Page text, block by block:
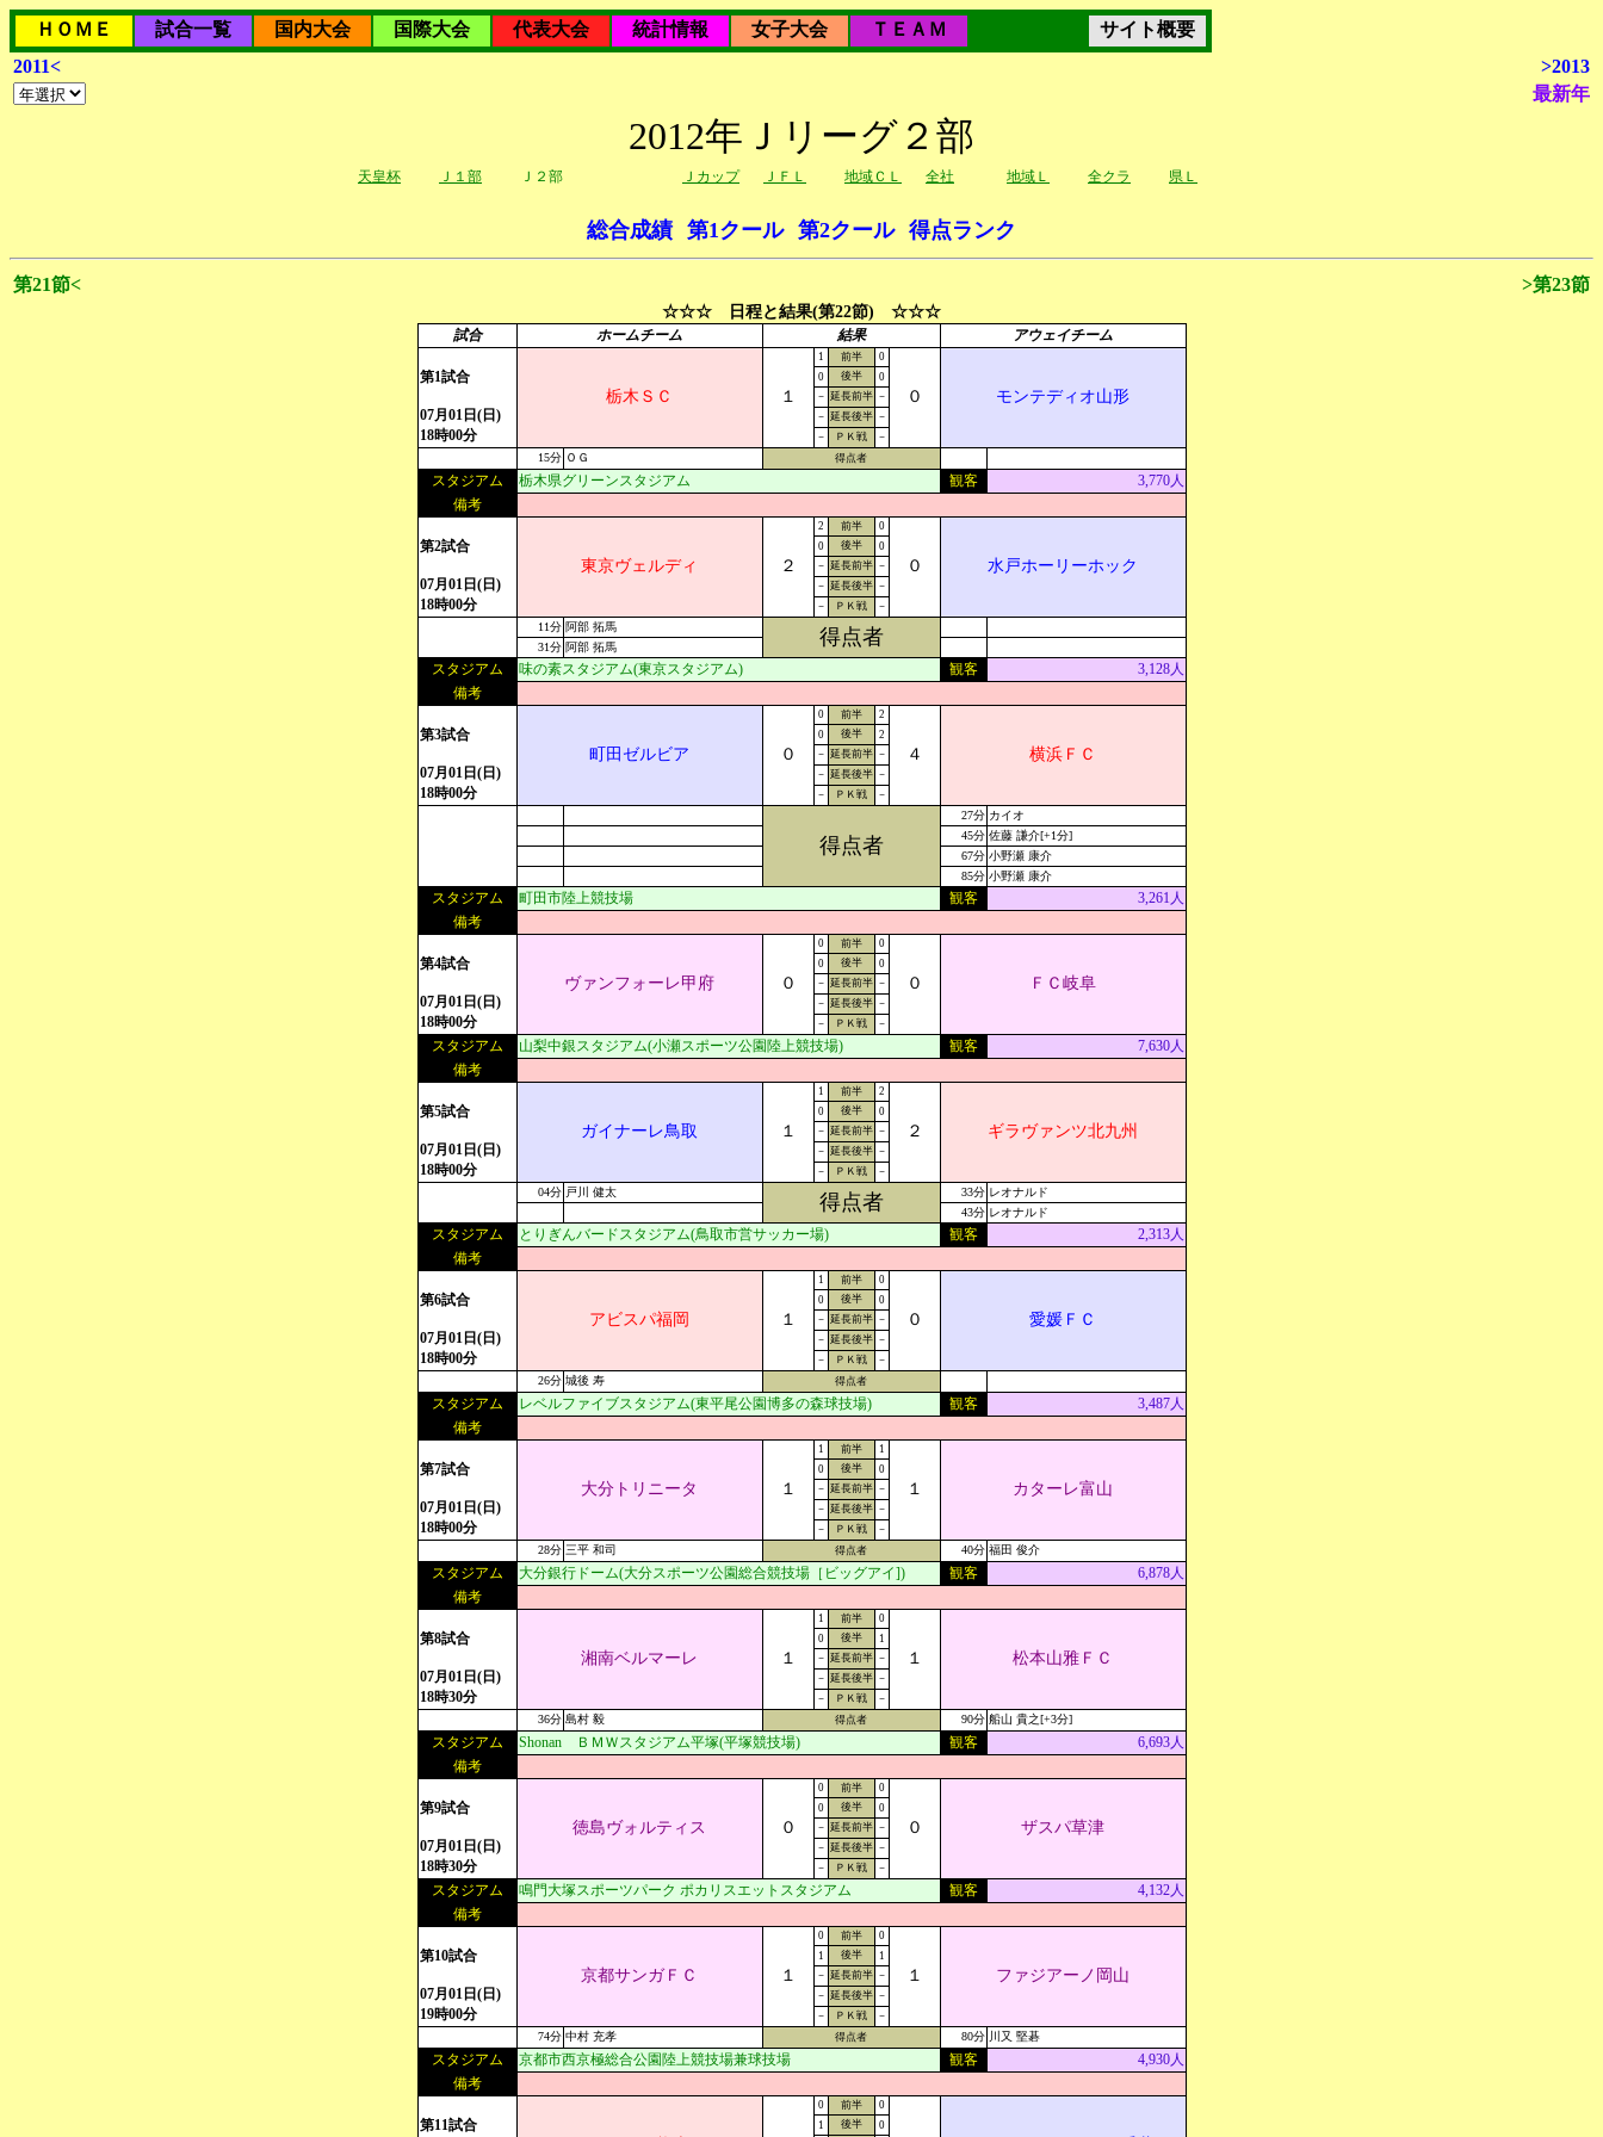
ＨＯＭＥ 試合一覧 国内大会 国際大会 代表大会 統計情報 女子大会 ＴＥＡＭ
サイト概要
2011<
>2013
最新年
2012年Ｊリーグ２部
天皇杯 Ｊ１部 Ｊ２部 Ｊカップ ＪＦＬ 地域ＣＬ 全社 地域Ｌ 全クラ 県Ｌ
総合成績 第1クール 第2クール 得点ランク
第21節< >第23節
☆☆☆ 日程と結果(第22節) ☆☆☆
試合 ホームチーム 結果 アウェイチーム
第1試合
07月01日(日)
18時00分
栃木ＳＣ １
1 前半 0
０ モンテディオ山形
0 後半
0
－ 延長前半 －
－ 延長後半 －
－
ＰＫ戦 －
15分 ＯＧ 得点者
スタジアム 栃木県グリーンスタジアム 観客
3,770人
備考
第2試合
07月01日(日)
18時00分
東京ヴェルディ ２
2 前半 0
０ 水戸ホーリーホック
0 後半
0
－ 延長前半 －
－ 延長後半 －
－
ＰＫ戦 －
11分 阿部 拓馬 得点者
31分 阿部 拓馬
スタジアム 味の素スタジアム(東京スタジアム) 観客
3,128人
備考
第3試合
07月01日(日)
18時00分
町田ゼルビア ０
0 前半 2
４ 横浜ＦＣ
0 後半
2
－ 延長前半 －
－ 延長後半 －
－
ＰＫ戦 －
得点者
27分 カイオ
45分 佐藤 謙介[+1分]
67分 小野瀬 康介
85分 小野瀬 康介
スタジアム 町田市陸上競技場 観客
3,261人
備考
第4試合
07月01日(日)
18時00分
ヴァンフォーレ甲府 ０
0 前半 0
０ ＦＣ岐阜
0 後半
0
－ 延長前半 －
－ 延長後半 －
－
ＰＫ戦 －
スタジアム 山梨中銀スタジアム(小瀬スポーツ公園陸上競技場) 観客
7,630人
備考
第5試合
07月01日(日)
18時00分
ガイナーレ鳥取 １
1 前半 2
２ ギラヴァンツ北九州
0 後半
0
－ 延長前半 －
－ 延長後半 －
－
ＰＫ戦 －
04分 戸川 健太 得点者 33分 レオナルド
43分 レオナルド
スタジアム とりぎんバードスタジアム(鳥取市営サッカー場) 観客
2,313人
備考
第6試合
07月01日(日)
18時00分
アビスパ福岡 １
1 前半 0
０ 愛媛ＦＣ
0 後半
0
－ 延長前半 －
－ 延長後半 －
－
ＰＫ戦 －
26分 城後 寿 得点者
スタジアム レベルファイブスタジアム(東平尾公園博多の森球技場) 観客
3,487人
備考
第7試合
07月01日(日)
18時00分
大分トリニータ １
1 前半 1
１ カターレ富山
0 後半
0
－ 延長前半 －
－ 延長後半 －
－
ＰＫ戦 －
28分 三平 和司 得点者 40分 福田 俊介
スタジアム 大分銀行ドーム(大分スポーツ公園総合競技場［ビッグアイ]) 観客
6,878人
備考
第8試合
07月01日(日)
18時30分
湘南ベルマーレ １
1 前半 0
１ 松本山雅ＦＣ
0 後半
1
－ 延長前半 －
－ 延長後半 －
－
ＰＫ戦 －
36分 島村 毅 得点者 90分 船山 貴之[+3分]
スタジアム Shonan ＢＭＷスタジアム平塚(平塚競技場) 観客
6,693人
備考
第9試合
07月01日(日)
18時30分
徳島ヴォルティス ０
0 前半 0
０ ザスパ草津
0 後半
0
－ 延長前半 －
－ 延長後半 －
－
ＰＫ戦 －
スタジアム 鳴門大塚スポーツパーク ポカリスエットスタジアム 観客
4,132人
備考
第10試合
07月01日(日)
19時00分
京都サンガＦＣ １
0 前半 0
１ ファジアーノ岡山
1 後半
1
－ 延長前半 －
－ 延長後半 －
－
ＰＫ戦 －
74分 中村 充孝 得点者 80分 川又 堅碁
スタジアム 京都市西京極総合公園陸上競技場兼球技場 観客
4,930人
備考
第11試合
0 前半 0
1 後半 0